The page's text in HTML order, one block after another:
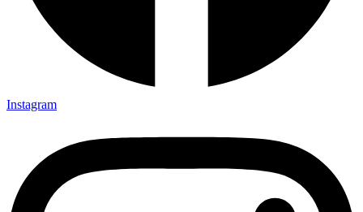
Instagram